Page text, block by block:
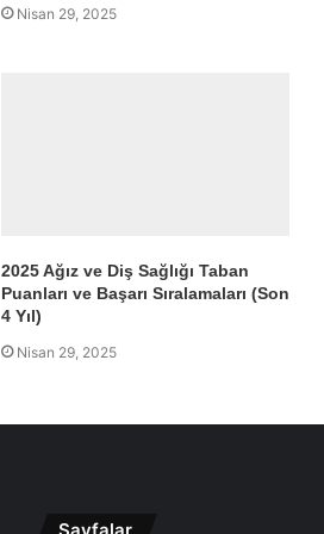
Nisan 29, 2025
2025 Ağız ve Diş Sağlığı Taban
Puanları ve Başarı Sıralamaları (Son
4 Yıl)
Nisan 29, 2025
Sayfalar